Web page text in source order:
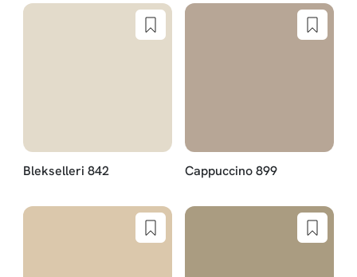
Blekselleri 842 Cappuccino 899